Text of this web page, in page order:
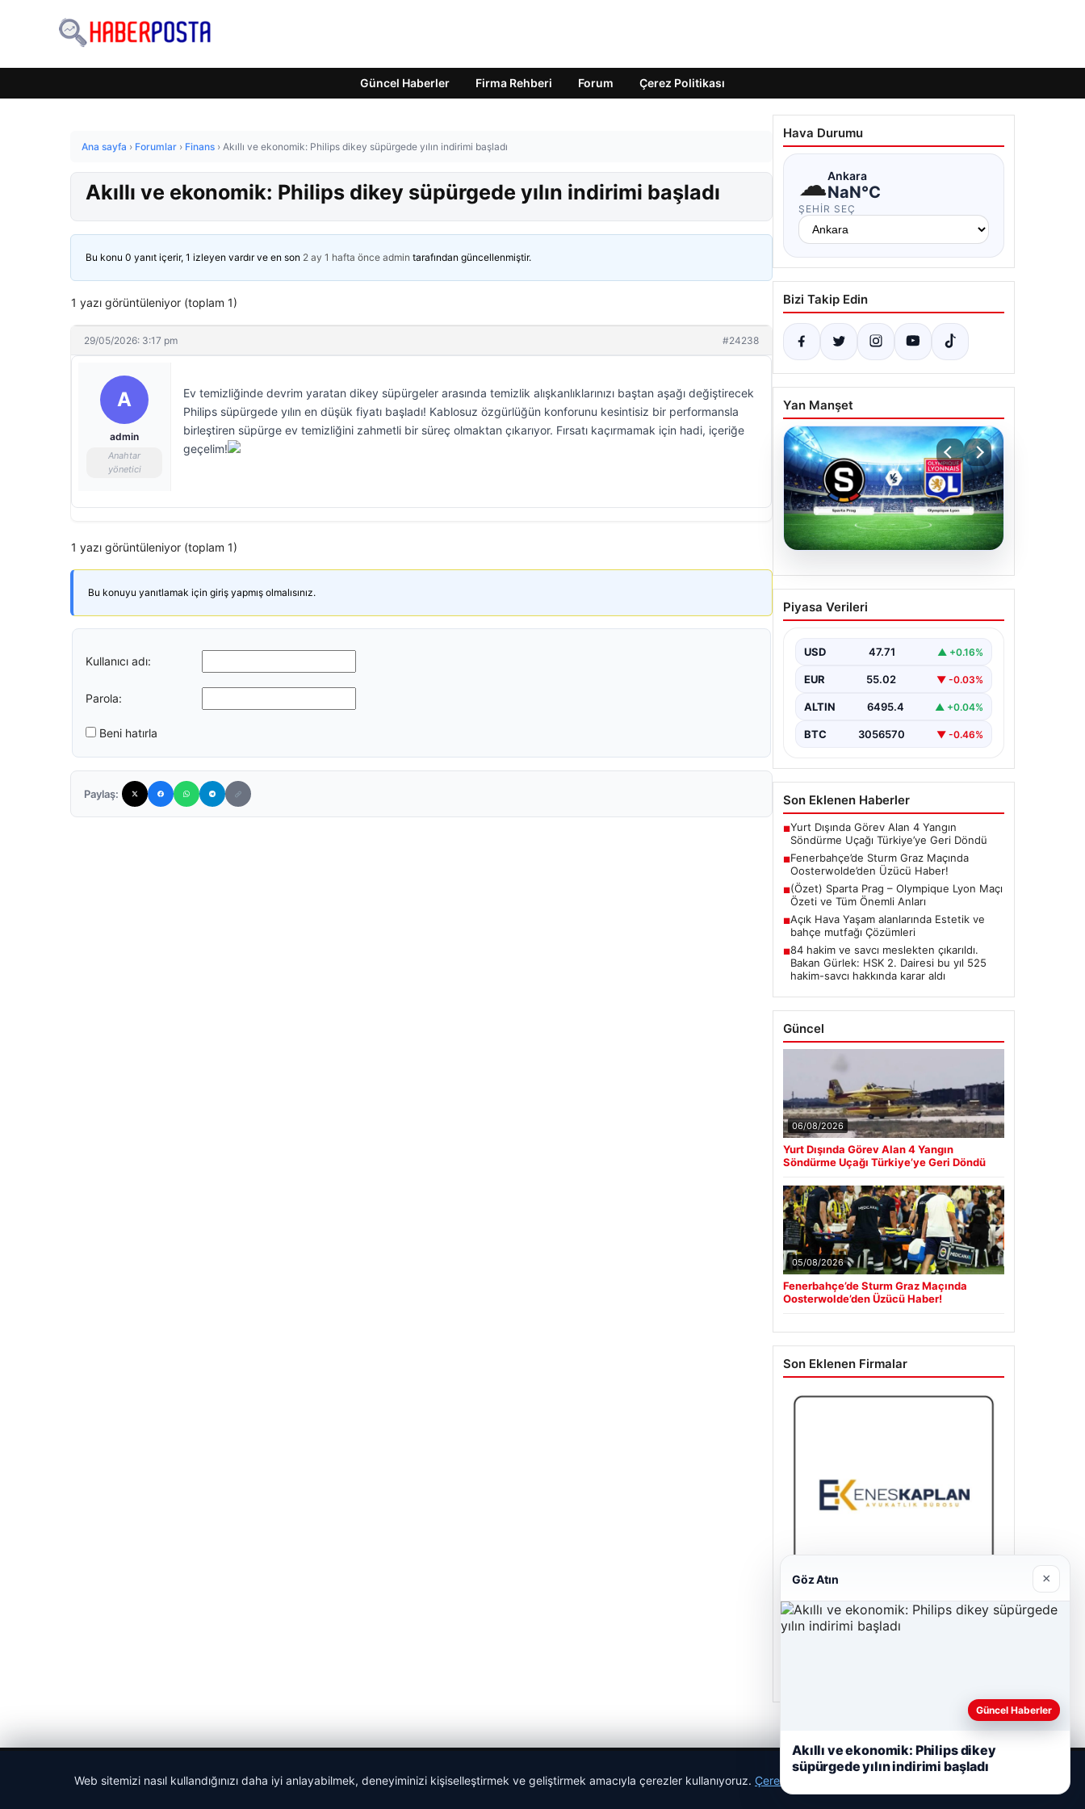
Güncel Haberler Firma Rehberi Forum Çerez Politikası
Ana sayfa › Forumlar › Finans › Akıllı ve ekonomik: Philips dikey süpürgede yılın indirimi başladı
Akıllı ve ekonomik: Philips dikey süpürgede yılın indirimi başladı
Bu konu 0 yanıt içerir, 1 izleyen vardır ve en son 2 ay 1 hafta önce admin tarafından güncellenmiştir.
1 yazı görüntüleniyor (toplam 1)
29/05/2026: 3:17 pm #24238
A
admin
Anahtar
yönetici
Ev temizliğinde devrim yaratan dikey süpürgeler arasında temizlik alışkanlıklarınızı baştan aşağı değiştirecek
Philips süpürgede yılın en düşük fiyatı başladı! Kablosuz özgürlüğün konforunu kesintisiz bir performansla
birleştiren süpürge ev temizliğini zahmetli bir süreç olmaktan çıkarıyor. Fırsatı kaçırmamak için hadi, içeriğe
geçelim!
1 yazı görüntüleniyor (toplam 1)
Bu konuyu yanıtlamak için giriş yapmış olmalısınız.
Kullanıcı adı:
Parola:
Beni hatırla
Paylaş:
Hava Durumu
☁Ankara
NaN°C
ŞEHIR SEÇ
Bizi Takip Edin
Yan Manşet
05.08.2026
(Özet) Sparta Prag –
Olympique Lyon Maçı
Anları
Piyasa Verileri
USD 47.71 ▲ +0.16%
EUR 55.02 ▼ -0.03%
ALTIN 6495.4 ▲ +0.04%
BTC 3056570 ▼ -0.46%
Son Eklenen Haberler
■Yurt Dışında Görev Alan 4 Yangın
Söndürme Uçağı Türkiye’ye Geri Döndü
■Fenerbahçe’de Sturm Graz Maçında
Oosterwolde’den Üzücü Haber!
■(Özet) Sparta Prag – Olympique Lyon Maçı
Özeti ve Tüm Önemli Anları
■Açık Hava Yaşam alanlarında Estetik ve
bahçe mutfağı Çözümleri
■84 hakim ve savcı meslekten çıkarıldı.
Bakan Gürlek: HSK 2. Dairesi bu yıl 525
hakim-savcı hakkında karar aldı
Güncel
06/08/2026
Yurt Dışında Görev Alan 4 Yangın
Söndürme Uçağı Türkiye’ye Geri Döndü
05/08/2026
Fenerbahçe’de Sturm Graz Maçında
Oosterwolde’den Üzücü Haber!
Son Eklenen Firmalar
Enes Kaplan Avukatlık Bürosu
Web sitemizi nasıl kullandığınızı daha iyi anlayabilmek, deneyiminizi kişiselleştirmek ve geliştirmek amacıyla çerezler kullanıyoruz. Çerez Politikamız
Göz Atın ×
Güncel Haberler
Akıllı ve ekonomik: Philips dikey
süpürgede yılın indirimi başladı